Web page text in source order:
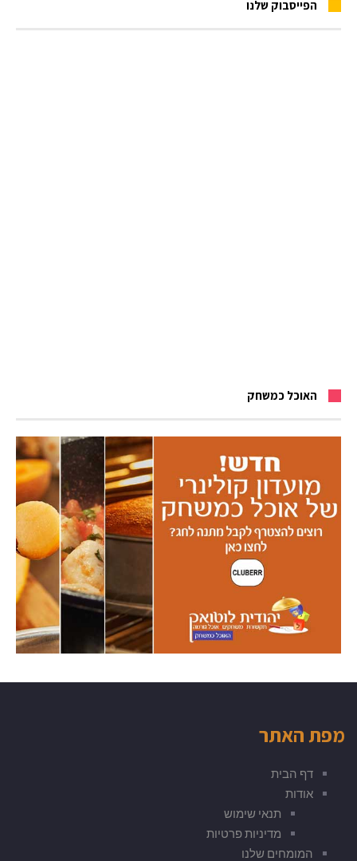
הפייסבוק שלנו
האוכל כמשחק
מפת האתר
דף הבית
אודות
תנאי שימוש
מדיניות פרטיות
המומחים שלנו